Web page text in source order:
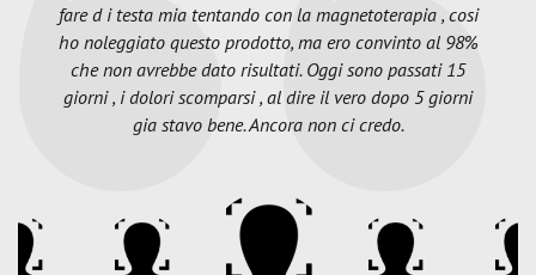
fare d i testa mia tentando con la magnetoterapia , cosi
ho noleggiato questo prodotto, ma ero convinto al 98%
che non avrebbe dato risultati. Oggi sono passati 15
giorni , i dolori scomparsi , al dire il vero dopo 5 giorni
gia stavo bene. Ancora non ci credo.